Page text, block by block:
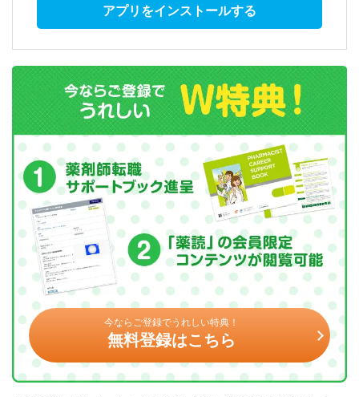
アプリをインストールする
今ならご登録でうれしい特典！
無料登録はこちら